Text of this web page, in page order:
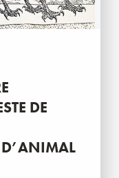
DE
D’ANIMAL